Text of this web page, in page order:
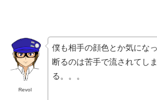
Revol
僕も相手の顔色とか気にな
断るのは苦手で流されてし
る。。。